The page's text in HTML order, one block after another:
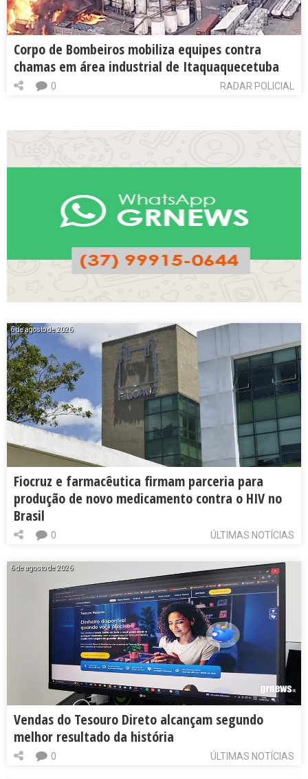
Corpo de Bombeiros mobiliza equipes contra
chamas em área industrial de Itaquaquecetuba
RADAR POLICIAL
0
6 de agosto de 2026
Fiocruz e farmacêutica firmam parceria para
produção de novo medicamento contra o HIV no
Brasil
ÚLTIMAS NOTÍCIAS
0
6 de agosto de 2026
Vendas do Tesouro Direto alcançam segundo
melhor resultado da história
ÚLTIMAS NOTÍCIAS
0